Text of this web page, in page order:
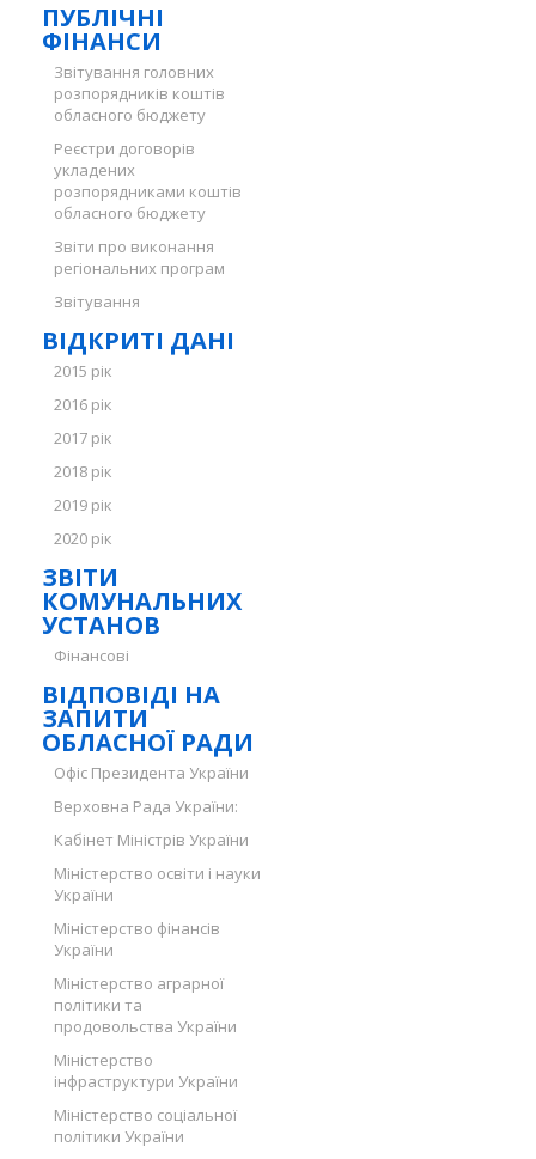
ПУБЛІЧНІ
ФІНАНСИ
Звітування головних
розпорядників коштів
обласного бюджету
Реєстри договорів
укладених
розпорядниками коштів
обласного бюджету
Звіти про виконання
регіональних програм
Звітування
ВІДКРИТІ ДАНІ
2015 рік
2016 рік
2017 рік
2018 рік
2019 рік
2020 рік
ЗВІТИ
КОМУНАЛЬНИХ
УСТАНОВ
Фінансові
ВІДПОВІДІ НА
ЗАПИТИ
ОБЛАСНОЇ РАДИ
Офіс Президента України
Верховна Рада України:
Кабінет Міністрів України
Міністерство освіти і науки
України
Міністерство фінансів
України
Міністерство аграрної
політики та
продовольства України
Міністерство
інфраструктури України
Міністерство соціальної
політики України